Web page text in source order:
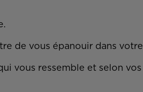
de vous épanouir dans
vous ressemble et selon